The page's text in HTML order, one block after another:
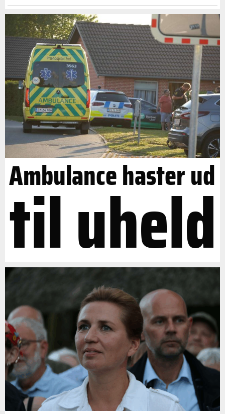
Ambulance haster ud
til uheld